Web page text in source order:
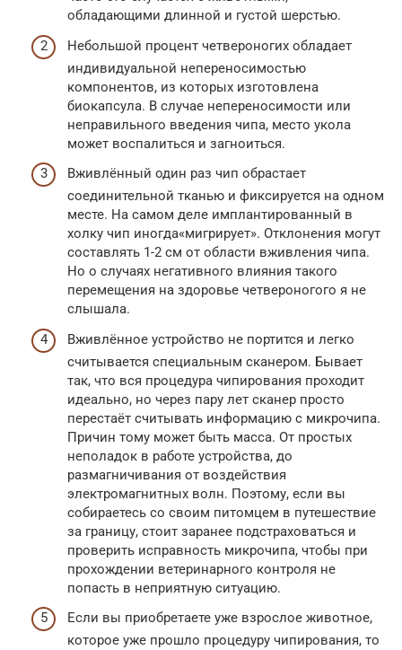
обладающими длинной и густой шерстью.
Небольшой процент четвероногих обладает
индивидуальной непереносимостью
компонентов, из которых изготовлена
биокапсула. В случае непереносимости или
неправильного введения чипа, место укола
может воспалиться и загноиться.
Вживлённый один раз чип обрастает
соединительной тканью и фиксируется на одном
месте. На самом деле имплантированный в
холку чип иногда«мигрирует». Отклонения могут
составлять 1-2 см от области вживления чипа.
Но о случаях негативного влияния такого
перемещения на здоровье четвероногого я не
слышала.
Вживлённое устройство не портится и легко
считывается специальным сканером. Бывает
так, что вся процедура чипирования проходит
идеально, но через пару лет сканер просто
перестаёт считывать информацию с микрочипа.
Причин тому может быть масса. От простых
неполадок в работе устройства, до
размагничивания от воздействия
электромагнитных волн. Поэтому, если вы
собираетесь со своим питомцем в путешествие
за границу, стоит заранее подстраховаться и
проверить исправность микрочипа, чтобы при
прохождении ветеринарного контроля не
попасть в неприятную ситуацию.
Если вы приобретаете уже взрослое животное,
которое уже прошло процедуру чипирования, то